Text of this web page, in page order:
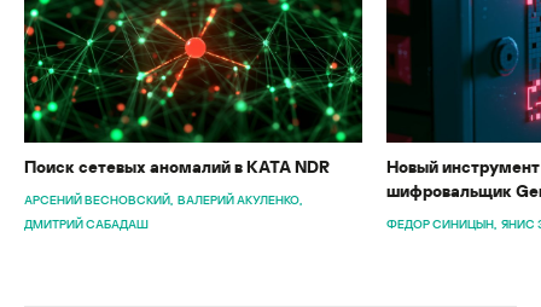
Поиск сетевых аномалий в KATA NDR
АРСЕНИЙ ВЕСНОВСКИЙ ВАЛЕРИЙ АКУЛЕНКО
ДМИТРИЙ САБАДАШ
Новый
шифровальщик
ФЕДОР СИНИЦЫН ЯНИС